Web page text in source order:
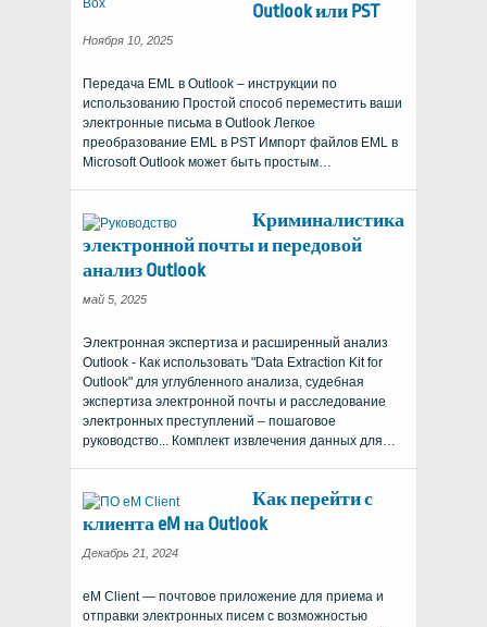
Outlook или PST
Ноября 10, 2025
Передача EML в Outlook – инструкции по
использованию Простой способ переместить ваши
электронные письма в Outlook Легкое
преобразование EML в PST Импорт файлов EML в
Microsoft Outlook может быть простым…
Криминалистика
электронной почты и передовой
анализ Outlook
май 5, 2025
Электронная экспертиза и расширенный анализ
Outlook - Как использовать "Data Extraction Kit for
Outlook" для углубленного анализа, судебная
экспертиза электронной почты и расследование
электронных преступлений – пошаговое
руководство... Комплект извлечения данных для…
Как перейти с
клиента eM на Outlook
Декабрь 21, 2024
eM Client — почтовое приложение для приема и
отправки электронных писем с возможностью